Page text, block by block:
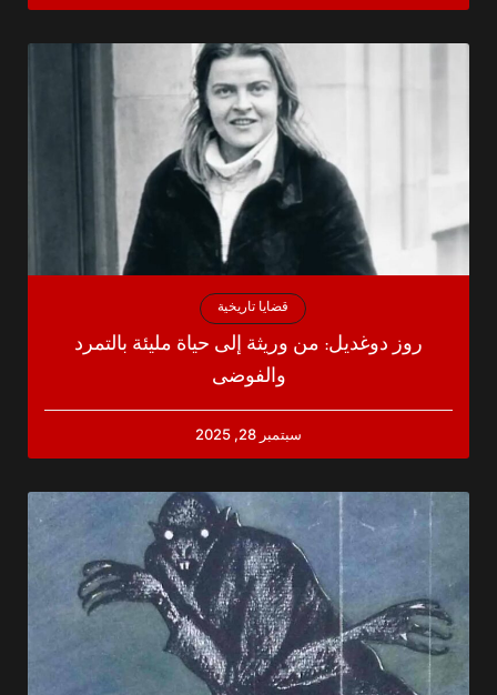
قضايا تاريخية
روز دوغديل: من وريثة إلى حياة مليئة بالتمرد
والفوضى
سبتمبر 28, 2025